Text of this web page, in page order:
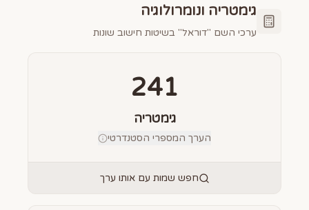
גימטריה ונומרולוגיה
ערכי השם "דוראל" בשיטות חישוב שונות
241
גימטריה
הערך המספרי הסטנדרטי
חפש שמות עם אותו ערך